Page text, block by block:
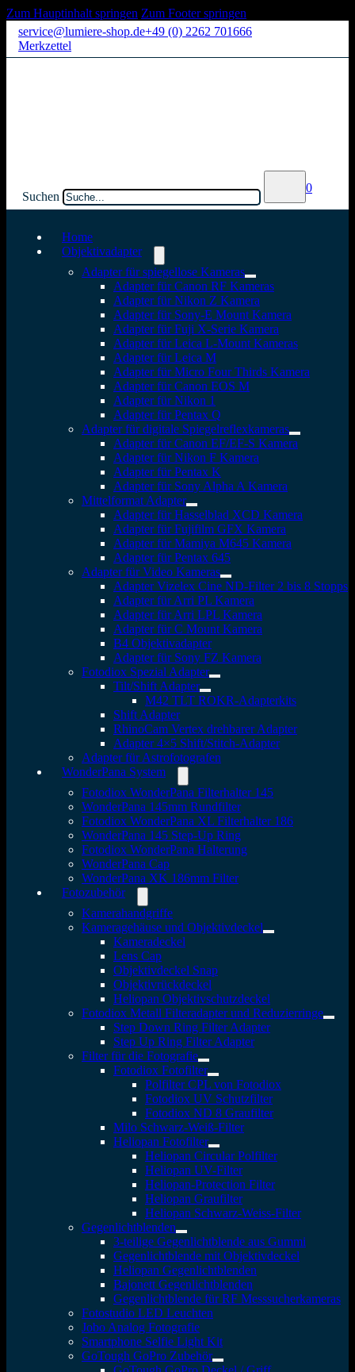
Zum Hauptinhalt springen Zum Footer springen
service@lumiere-shop.de+49 (0) 2262 701666
Merkzettel
Suchen
0
Home
Objektivadapter
Adapter für spiegellose Kameras
Adapter für Canon RF Kameras
Adapter für Nikon Z Kamera
Adapter für Sony-E Mount Kamera
Adapter für Fuji X-Serie Kamera
Adapter für Leica L-Mount Kameras
Adapter für Leica M
Adapter für Micro Four Thirds Kamera
Adapter für Canon EOS M
Adapter für Nikon 1
Adapter für Pentax Q
Adapter für digitale Spiegelreflexkameras
Adapter für Canon EF/EF-S Kamera
Adapter für Nikon F Kamera
Adapter für Pentax K
Adapter für Sony Alpha A Kamera
Mittelformat Adapter
Adapter für Hasselblad XCD Kamera
Adapter für Fujifilm GFX Kamera
Adapter für Mamiya M645 Kamera
Adapter für Pentax 645
Adapter für Video Kameras
Adapter Vizelex Cine ND-Filter 2 bis 8 Stopps
Adapter für Arri PL Kamera
Adapter für Arri LPL Kamera
Adapter für C Mount Kamera
B4 Objektivadapter
Adapter für Sony FZ Kamera
Fotodiox Spezial Adapter
Tilt/Shift Adapter
M42 TLT ROKR-Adapterkits
Shift Adapter
RhinoCam Vertex drehbarer Adapter
Adapter 4×5 Shift/Stitch-Adapter
Adapter für Astrofotografen
WonderPana System
Fotodiox WonderPana Filterhalter 145
WonderPana 145mm Rundfilter
Fotodiox WonderPana XL Filterhalter 186
WonderPana 145 Step-Up Ring
Fotodiox WonderPana Halterung
WonderPana Cap
WonderPana XK 186mm Filter
Fotozubehör
Kamerahandgriffe
Kameragehäuse und Objektivdeckel
Kameradeckel
Lens Cap
Objektivdeckel Snap
Objektivrückdeckel
Heliopan Objektivschutzdeckel
Fotodiox Metall Filteradapter und Reduzierringe
Step Down Ring Filter Adapter
Step Up Ring Filter Adapter
Filter für die Fotografie
Fotodiox Fotofilter
Polfilter CPL von Fotodiox
Fotodiox UV Schutzfilter
Fotodiox ND 8 Graufilter
Milo Schwarz-Weiß-Filter
Heliopan Fotofilter
Heliopan Circular Polfilter
Heliopan UV-Filter
Heliopan-Protection Filter
Heliopan Graufilter
Heliopan Schwarz-Weiss-Filter
Gegenlichtblenden
3-teilige Gegenlichtblende aus Gummi
Gegenlichtblende mit Objektivdeckel
Heliopan Gegenlichtblenden
Bajonett Gegenlichtblenden
Gegenlichtblende für RF Messsucherkameras
Fotostudio LED Leuchten
Jobo Analog Fotografie
Smartphone Selfie Light Kit
GoTough GoPro Zubehör